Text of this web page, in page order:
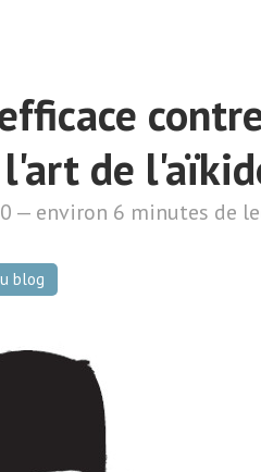
de
— environ 6 minutes de
blog